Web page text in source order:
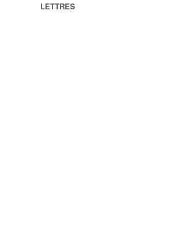
LETTRES